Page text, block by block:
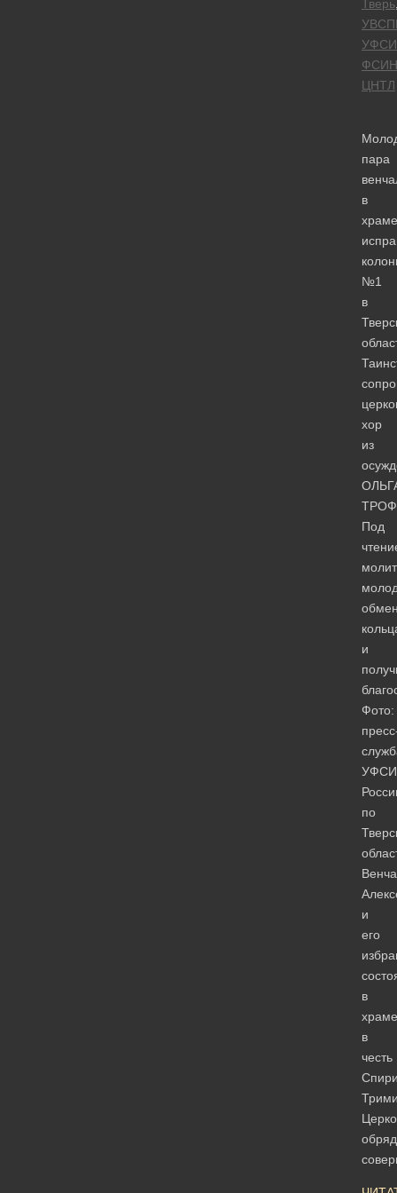
Тверь
ФСИН
ЦНТЛ
пара
в
храме
№1
в
хор
из
Под
и
Фото:
по
и
его
в
храме
в
честь
обряд